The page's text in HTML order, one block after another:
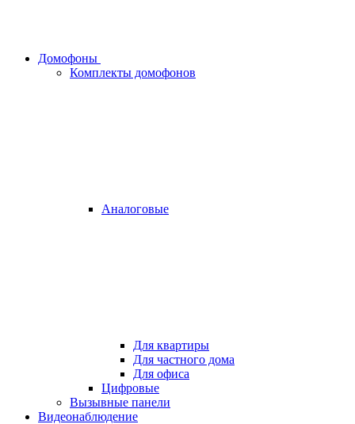
Домофоны
Комплекты домофонов
Аналоговые
Для квартиры
Для частного дома
Для офиса
Цифровые
Вызывные панели
Видеонаблюдение